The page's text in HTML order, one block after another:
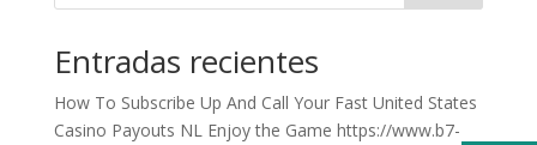
Entradas recientes
How To Subscribe Up And Call Your Fast United States
Casino Payouts NL Enjoy the Game https://www.b7-